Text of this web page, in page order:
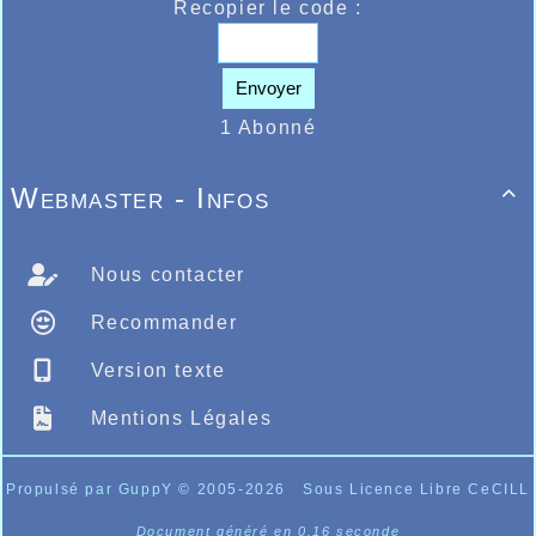
les 19m78 au lancer de marteau de Matthieu
Jauquet, les 12.13 sur 100m de Sébastien
Hanoire 2.51.73 sur 800m.
LES JEUNES A L’HONNEUR
Le même samedi les plus jeunes étaient en
il devait y avoir de très belles performances
et pas moins de 4 records du club
Dans un premier temps la petite perle du
sprint Halluinois Mariam Oularé qui devait
améliorer le record du club minime sur 100m
où elle remportait l’épreuve en 12.53,
Spanhove depuis l’année dernière en 13.13,
3m67 en longueur. Belle prestation
également d’Agathe Penet sur 80m haies
où elle améliorait son propre record du club
qui était de 12.96 établi l’an dernier, elle
devait réaliser 12.73, mais également 4m37
en longueur et 1m37 en hauteur. Pour
Recopier le code :
Envoyer
1 Abonné

Webmaster - Infos
Nous contacter
Recommander
Version texte
Mentions Légales
Propulsé par GuppY© 2005-2026 Sous Licence Libre CeCILL
Document généré en 0.16 seconde